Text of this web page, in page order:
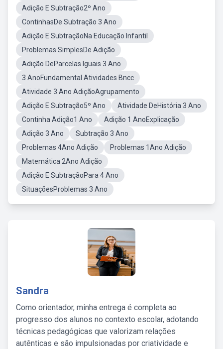
Adição E Subtração2º Ano
ContinhasDe Subtração 3 Ano
Adição E SubtraçãoNa Educação Infantil
Problemas SimplesDe Adição
Adição DeParcelas Iguais 3 Ano
3 AnoFundamental Atividades Bncc
Atividade 3 Ano AdiçãoAgrupamento
Adição E Subtração5º Ano
Atividade DeHistória 3 Ano
Continha Adição1 Ano
Adição 1 AnoExplicação
Adição 3 Ano
Subtração 3 Ano
Problemas 4Ano Adição
Problemas 1Ano Adição
Matemática 2Ano Adição
Adição E SubtraçãoPara 4 Ano
SituaçõesProblemas 3 Ano
Sandra
Como orientador, minha entrega é completa ao
progresso dos alunos no contexto escolar, adotando
técnicas pedagógicas que valorizam relações
autênticas e são impulsionadas por criatividade e